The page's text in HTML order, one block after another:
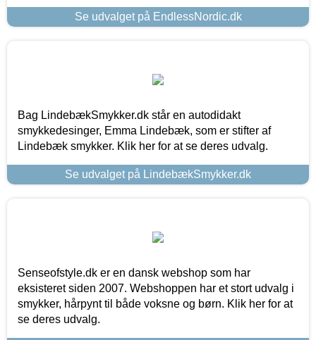
Se udvalget på EndlessNordic.dk
Bag LindebækSmykker.dk står en autodidakt
smykkedesinger, Emma Lindebæk, som er stifter af
Lindebæk smykker. Klik her for at se deres udvalg.
Se udvalget på LindebækSmykker.dk
Senseofstyle.dk er en dansk webshop som har
eksisteret siden 2007. Webshoppen har et stort udvalg i
smykker, hårpynt til både voksne og børn. Klik her for at
se deres udvalg.